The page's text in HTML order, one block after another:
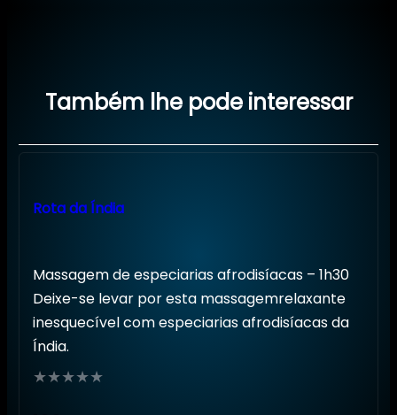
Também lhe pode interessar
Rota da Índia
Massagem de especiarias afrodisíacas – 1h30
Deixe-se levar por esta massagemrelaxante
inesquecível com especiarias afrodisíacas da
Índia.